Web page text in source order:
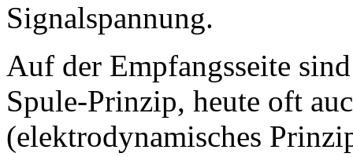
Signalspannung.
Auf der Empfangsseite
Spule-Prinzip, heute oft
(elektrodynamisches